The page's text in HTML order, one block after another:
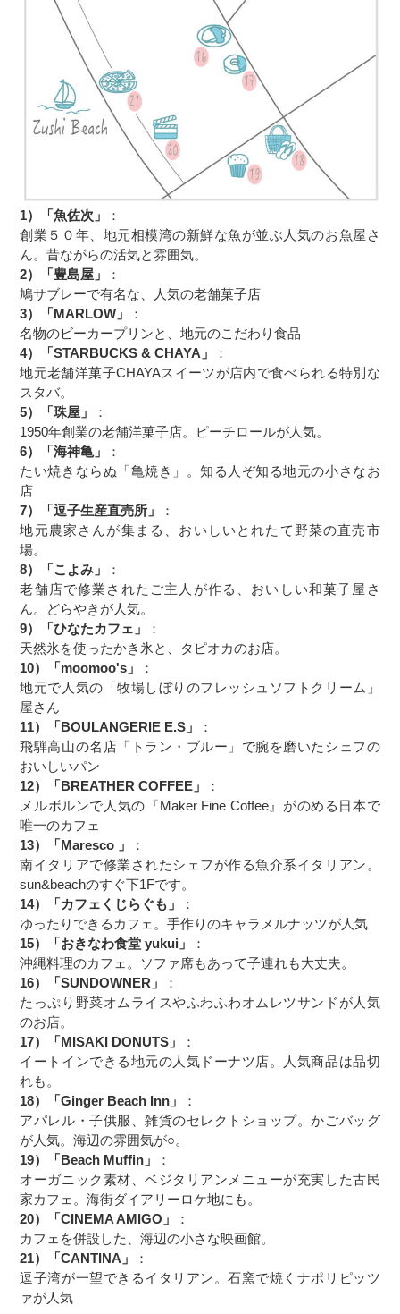
1）「魚佐次」
：
創業５０年、地元相模湾の新鮮な魚が並ぶ人気のお魚屋さ
ん。昔ながらの活気と雰囲気。
2）「豊島屋」
：
鳩サブレーで有名な、人気の老舗菓子店
3）「MARLOW」
：
名物のビーカープリンと、地元のこだわり食品
4）「STARBUCKS & CHAYA」
：
地元老舗洋菓子CHAYAスイーツが店内で食べられる特別な
スタバ。
5）「珠屋」
：
1950年創業の老舗洋菓子店。ピーチロールが人気。
6）「海神亀」
：
たい焼きならぬ「亀焼き」。知る人ぞ知る地元の小さなお
店
7）「逗子生産直売所」
：
地元農家さんが集まる、おいしいとれたて野菜の直売市
場。
8）「こよみ」
：
老舗店で修業されたご主人が作る、おいしい和菓子屋さ
ん。どらやきが人気。
9）「ひなたカフェ」
：
天然氷を使ったかき氷と、タピオカのお店。
10）「moomoo's」
：
地元で人気の「牧場しぼりのフレッシュソフトクリーム」
屋さん
11）「BOULANGERIE E.S」
：
飛騨高山の名店「トラン・ブルー」で腕を磨いたシェフの
おいしいパン
12）「BREATHER COFFEE」
：
メルボルンで人気の『Maker Fine Coffee』がのめる日本で
唯一のカフェ
13）「Maresco 」
：
南イタリアで修業されたシェフが作る魚介系イタリアン。
sun&beachのすぐ下1Fです。
14）「カフェくじらぐも」
：
ゆったりできるカフェ。手作りのキャラメルナッツが人気
15）「おきなわ食堂 yukui」
：
沖縄料理のカフェ。ソファ席もあって子連れも大丈夫。
16）「SUNDOWNER」
：
たっぷり野菜オムライスやふわふわオムレツサンドが人気
のお店。
17）「MISAKI DONUTS」
：
イートインできる地元の人気ドーナツ店。人気商品は品切
れも。
18）「Ginger Beach Inn」
：
アパレル・子供服、雑貨のセレクトショップ。かごバッグ
が人気。海辺の雰囲気が○。
19）「Beach Muffin」
：
オーガニック素材、ベジタリアンメニューが充実した古民
家カフェ。海街ダイアリーロケ地にも。
20）「CINEMA AMIGO」
：
カフェを併設した、海辺の小さな映画館。
21）「CANTINA」
：
逗子湾が一望できるイタリアン。石窯で焼くナポリピッツ
ァが人気